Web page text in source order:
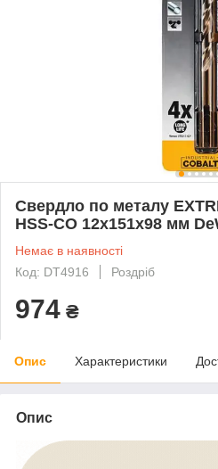
Свердло по металу
HSS-CO 12x151x98 мм
Немає в наявності
Код: DT4916
Роздріб
974 ₴
Опис Характеристики
Опис